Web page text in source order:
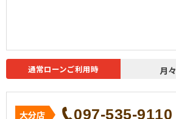
通常ローンご利用時 月々
大分店 097-535-9110